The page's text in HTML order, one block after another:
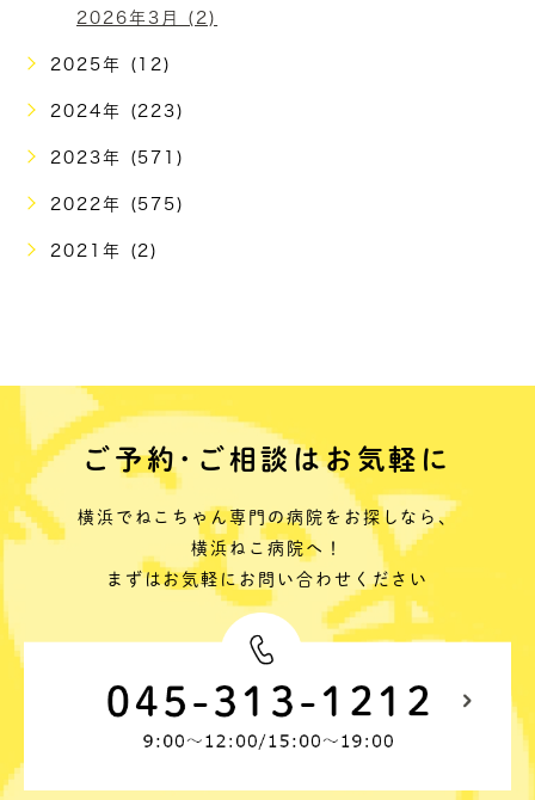
2026年3月 (2)
2025年 (12)
2024年 (223)
2023年 (571)
2022年 (575)
2021年 (2)
ご予約･ご相談はお気軽に
横浜でねこちゃん専門の病院をお探しなら、
横浜ねこ病院へ！
まずはお気軽にお問い合わせください